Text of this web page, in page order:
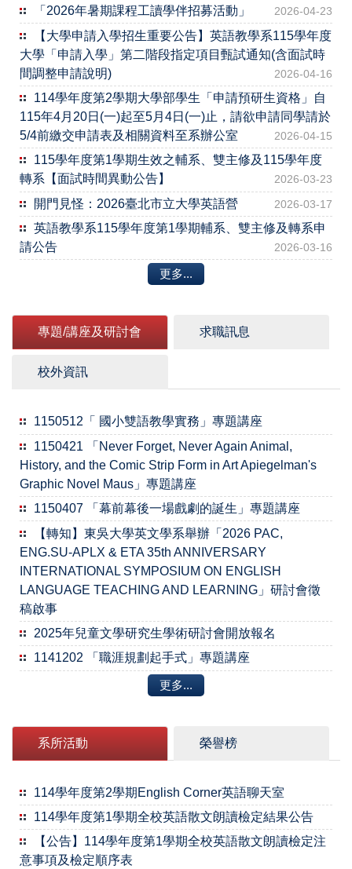
「2026年暑期課程工讀學伴招募活動」 2026-04-23
【大學申請入學招生重要公告】英語教學系115學年度
大學「申請入學」第二階段指定項目甄試通知(含面試時
間調整申請說明)
2026-04-16
114學年度第2學期大學部學生「申請預研生資格」自
115年4月20日(一)起至5月4日(一)止，請欲申請同學請於
5/4前繳交申請表及相關資料至系辦公室
2026-04-15
115學年度第1學期生效之輔系、雙主修及115學年度
轉系【面試時間異動公告】
2026-03-23
開門見怪：2026臺北市立大學英語營 2026-03-17
英語教學系115學年度第1學期輔系、雙主修及轉系申
請公告
2026-03-16
更多...
專題/講座及研討會 求職訊息
校外資訊
1150512「 國小雙語教學實務」專題講座
1150421 「Never Forget, Never Again Animal,
History, and the Comic Strip Form in Art Apiegelman's
Graphic Novel Maus」專題講座
1150407 「幕前幕後一場戲劇的誕生」專題講座
【轉知】東吳大學英文學系舉辦「2026 PAC,
ENG.SU-APLX & ETA 35th ANNIVERSARY
INTERNATIONAL SYMPOSIUM ON ENGLISH
LANGUAGE TEACHING AND LEARNING」研討會徵
稿啟事
2025年兒童文學研究生學術研討會開放報名
1141202 「職涯規劃起手式」專題講座
更多...
系所活動 榮譽榜
114學年度第2學期English Corner英語聊天室
114學年度第1學期全校英語散文朗讀檢定結果公告
【公告】114學年度第1學期全校英語散文朗讀檢定注
意事項及檢定順序表